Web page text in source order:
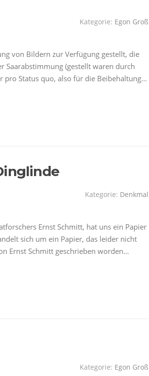
Kategorie: Egon Groß
von Bildern zur Verfügung gestellt, die
Saarabstimmung (gestellt waren durch
pro Status quo, also für die Beibehaltung…
Kategorie: Denkmal
Ernst Schmitt, hat uns ein Papier
sich um ein Papier, das leider nicht
Ernst Schmitt geschrieben worden…
Kategorie: Egon Groß